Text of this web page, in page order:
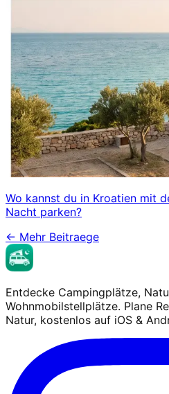
Wo kannst du in Kroatien mit
Nacht parken?
← Mehr Beitraege
Entdecke Campingplätze,
Wohnmobilstellplätze. Plane
Natur, kostenlos auf iOS &